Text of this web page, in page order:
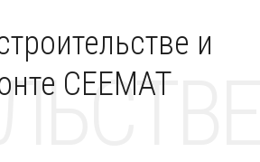
и
CEEMAT